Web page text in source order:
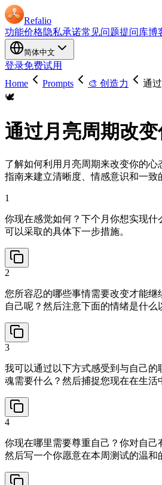
Refalio
功能价格隐私承诺常见问题提问库博
简体中文
登录免费试用
Home
Prompts 🎨 创造力
通
🕊️
通过月亮周期改
了解如何利用月亮周期来改变你的心
指南来建立清晰度、情感意识和一致
1
你现在感觉如何？下个月你想实现什
可以采取的具体下一步措施。
2
您所容忍的哪些事情需要改变才能继
自己呢？然后注意下面的情绪是什么
3
我可以通过以下方式感受到与自己的
魂需要什么？然后捕捉您现在在生活
4
你现在哪里需要尊重自己？你对自己
然后写一个你愿意在本周测试的温和